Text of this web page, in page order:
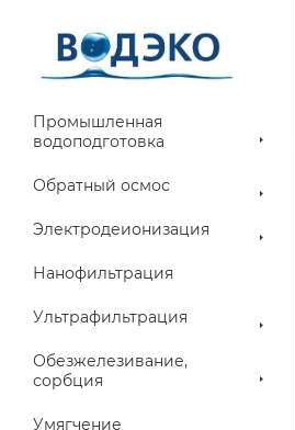
Промышленная
водоподготовка
Обратный осмос
Электродеионизация
Нанофильтрация
Ультрафильтрация
Обезжелезивание,
сорбция
Умягчение